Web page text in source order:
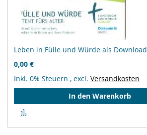
Leben in Fülle und Würde als Download
0,00 €
Inkl. 0% Steuern , excl. Versandkosten
In den Warenkorb
hinzufügen